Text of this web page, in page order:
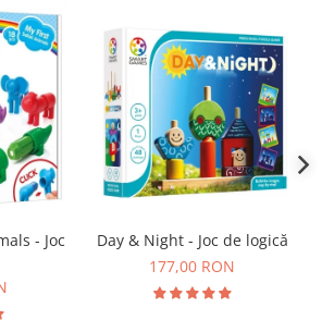
- Joc
Day & Night - Joc de logică
177,00 RON